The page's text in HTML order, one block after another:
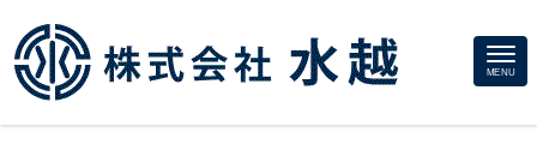
MENU
Site